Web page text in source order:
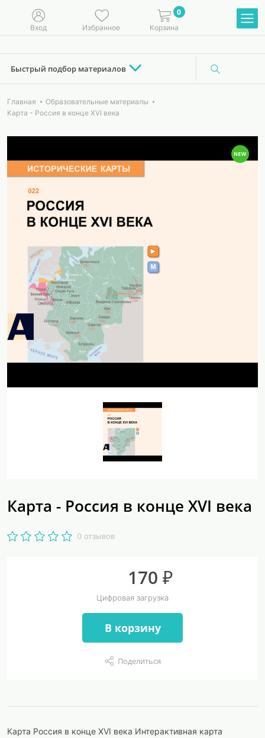
Вход Избранное
0
Корзина
Быстрый подбор материалов
Главная
Образовательные материалы
Карта - Россия в конце XVI века
Карта - Россия в конце XVI века
0 отзывов
170 ₽
Цифровая загрузка
В корзину
Поделиться
Карта Россия в конце XVI века Интерактивная карта